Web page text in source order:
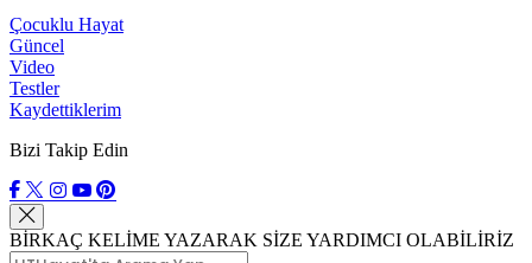
Çocuklu Hayat
Güncel
Video
Testler
Kaydettiklerim
Bizi Takip Edin
BİRKAÇ KELİME YAZARAK SİZE YARDIMCI OLABİLİRİZ